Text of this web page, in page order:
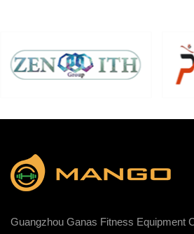
Guangzhou Ganas Fitness Equipment